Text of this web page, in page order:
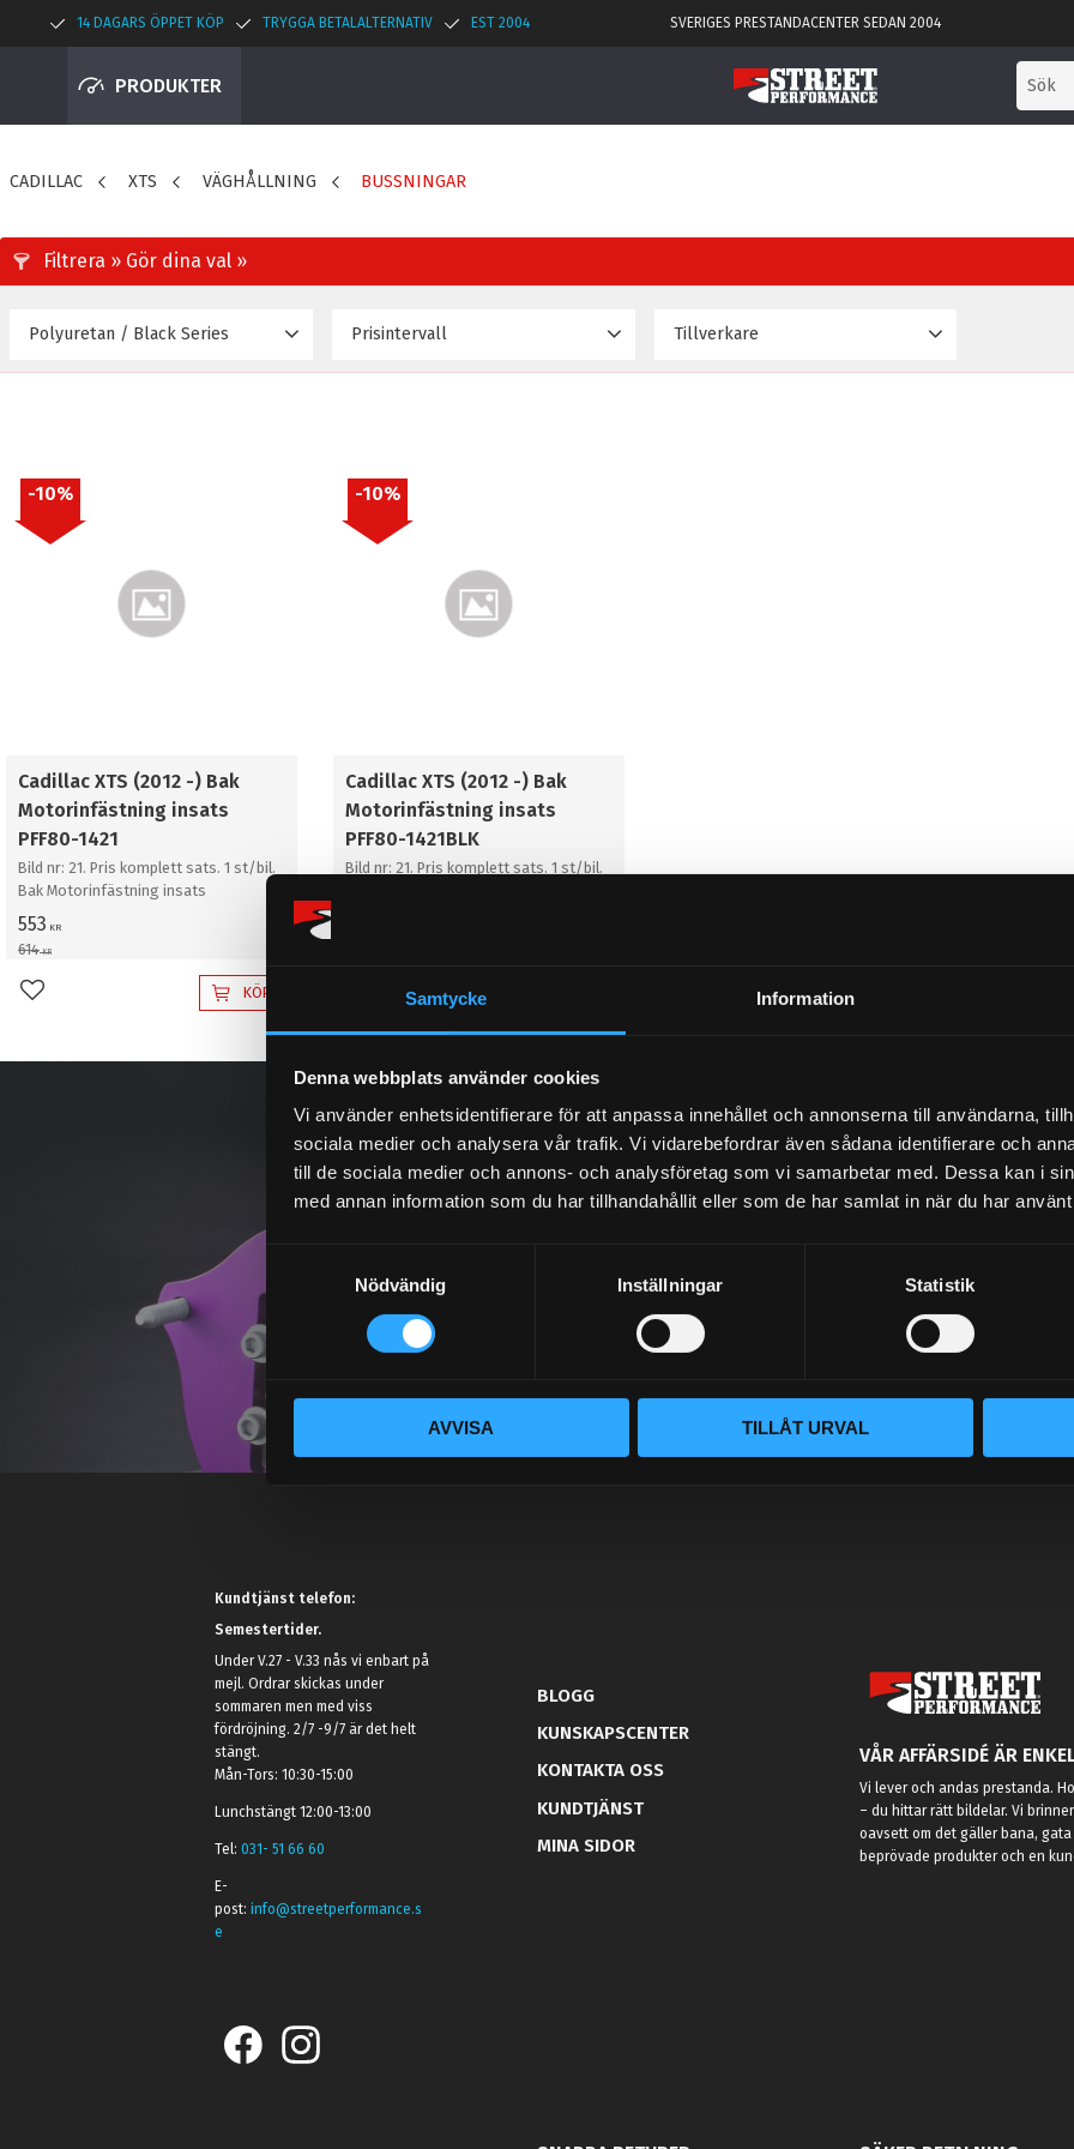
Samtycke Information
Denna webbplats använder cookies
Vi använder enhetsidentifierare för att anpassa innehållet och annonserna till användarna,
sociala medier och analysera vår trafik. Vi vidarebefordrar även sådana identifierare och
till de sociala medier och annons- och analysföretag som vi samarbetar med. Dessa kan i
med annan information som du har tillhandahållit eller som de har samlat in när du har
c
e
Nödvändig Inställningar Statistik
AVVISA TILLÅT URVAL
14 DAGARS ÖPPET KÖP TRYGGA BETALALTERNATIV EST 2004 SVERIGES PRESTANDACENTER SEDAN 2004
PRODUKTER
CADILLAC XTS VÄGHÅLLNING BUSSNINGAR
Prisintervall Tillverkare
Polyuretan / Black Series
Cadillac XTS (2012 -) Bak
Motorinfästning insats
PFF80-1421
Bild nr: 21. Pris komplett sats. 1 st/bil.
Bak Motorinfästning insats
553 KR
614KR
10%
Lägg till i favoriter KÖP
Cadillac XTS (2012 -) Bak
Motorinfästning insats
PFF80-1421BLK
Bild nr: 21. Pris komplett sats. 1 st/bil.
10%
Lägg till i favoriter
NYHETSBREV
PRENUMERERA
Kundtjänst telefon:
Semestertider.
Under V.27 - V.33 nås vi enbart på
mejl. Ordrar skickas under
sommaren men med viss
fördröjning. 2/7 -9/7 är det helt
stängt.
Mån-Tors: 10:30-15:00
Lunchstängt 12:00-13:00
Tel:031- 51 66 60
E-
post:info@streetperformance.s
e
BLOGG
KUNSKAPSCENTER
KONTAKTA OSS
KUNDTJÄNST
MINA SIDOR
VÅR AFFÄRSIDÉ ÄR
Vi lever och andas prestanda.
– du hittar rätt bildelar. Vi
oavsett om det gäller bana,
beprövade produkter och en